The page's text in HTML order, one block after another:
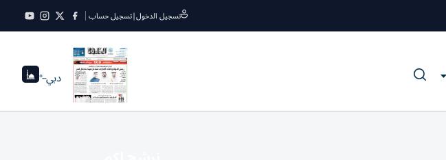
تسجيل الدخول|تسجيل حساب
دبي--°